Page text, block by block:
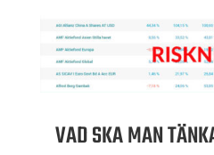
VAD SKA MAN